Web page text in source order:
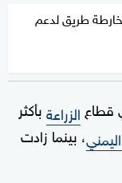
طريق لدعم
قطاعالزراعةبأكثر
، بينما زادت